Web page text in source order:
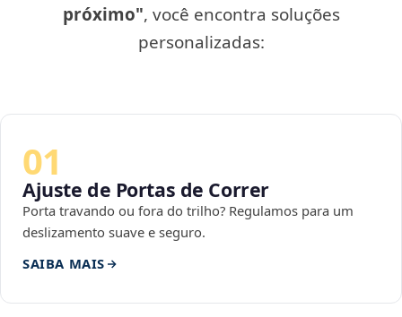
próximo", você encontra soluções
personalizadas:
01
Ajuste de Portas de Correr
Porta travando ou fora do trilho? Regulamos para um
deslizamento suave e seguro.
SAIBA MAIS